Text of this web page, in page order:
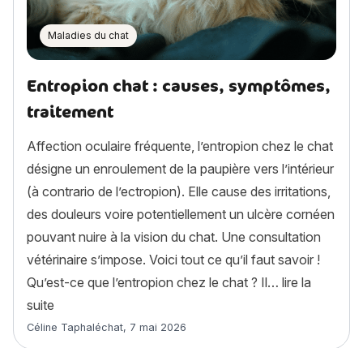
Maladies du chat
Entropion chat : causes, symptômes,
traitement
Affection oculaire fréquente, l’entropion chez le chat
désigne un enroulement de la paupière vers l’intérieur
(à contrario de l’ectropion). Elle cause des irritations,
des douleurs voire potentiellement un ulcère cornéen
pouvant nuire à la vision du chat. Une consultation
vétérinaire s’impose. Voici tout ce qu’il faut savoir !
Qu’est-ce que l’entropion chez le chat ? Il… lire la
suite
Article rédigé par
Céline Taphaléchat, 7 mai 2026